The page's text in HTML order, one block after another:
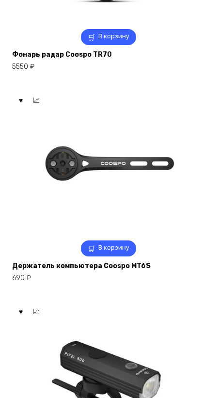
В корзину
Фонарь радар Coospo TR70
5550 ₽
В корзину
Держатель компьютера Coospo MT6S
690 ₽